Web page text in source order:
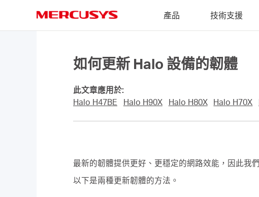
產品 技術支援
如何更新 Halo 設備的韌體
此文章應用於:
Halo H47BE
Halo H90X Halo H80X Halo H70X
最新的韌體提供更好、更穩定的網路效能，因此我
以下是兩種更新韌體的方法。